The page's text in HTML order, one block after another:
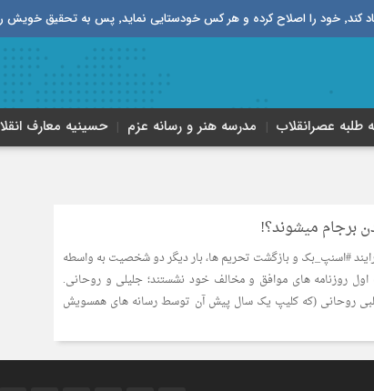
نموده است.
طلبه‌ عصر‌انقلاب مدرسه هنر و رسانه عزم حسینیه معارف
برجام میشوند؟!
#اسنپ_بک و بازگشت تحریم ها، بار دیگر دو شخصیت به واسطه
روزنامه های موافق و مخالف خود نشستند؛ جلیلی و روحانی.
روحانی (که کلیپ یک سال پیش آن توسط رسانه های همسویش